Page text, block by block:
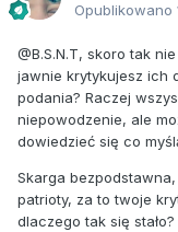
Opublikowano
@B.S.N.T, skoro tak
jawnie krytykujesz ich
podania? Raczej
niepowodzenie, ale
dowiedzieć się co
Skarga
patrioty, za to twoje
dlaczego tak się